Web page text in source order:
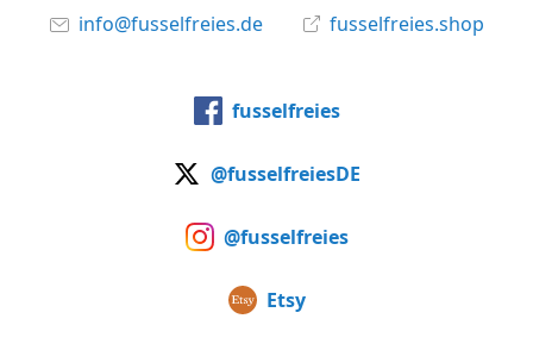
info@fusselfreies.de fusselfreies.shop
fusselfreies
@fusselfreiesDE
@fusselfreies
Etsy